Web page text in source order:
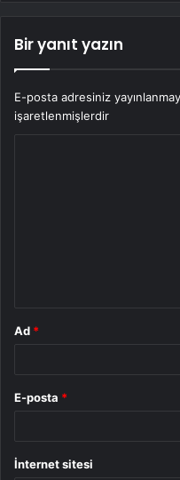
Bir yanıt yazın
E-posta adresiniz
işaretlenmişlerdir
Ad *
E-posta *
İnternet sitesi